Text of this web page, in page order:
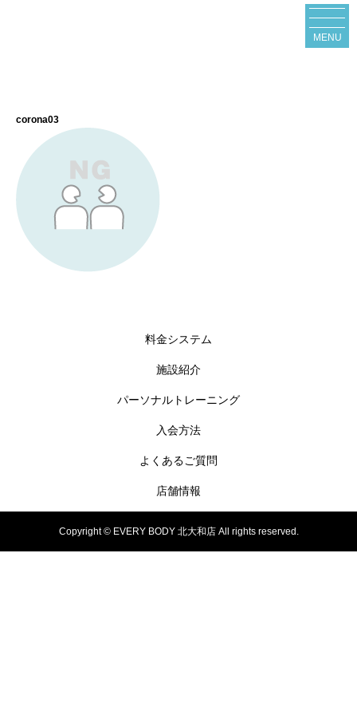
MENU
corona03
料金システム
施設紹介
パーソナルトレーニング
入会方法
よくあるご質問
店舗情報
Copyright © EVERY BODY 北大和店 All rights reserved.